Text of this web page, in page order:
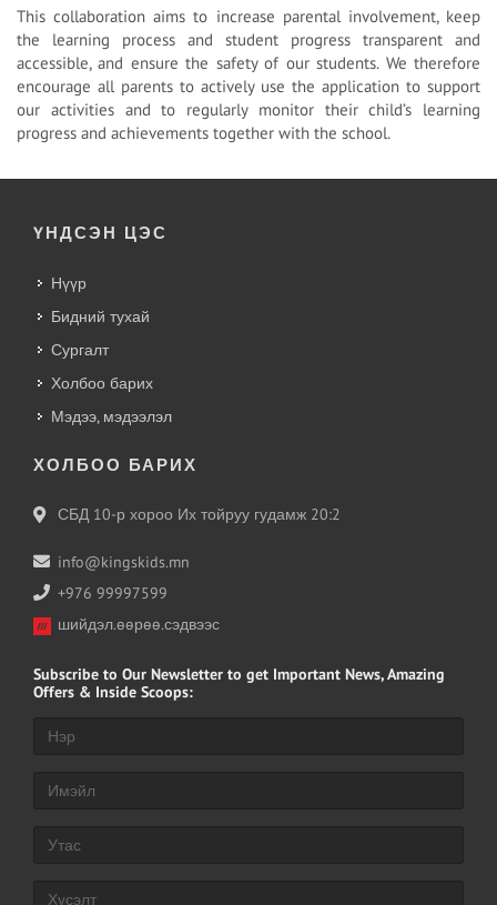
This collaboration aims to increase parental involvement, keep
the learning process and student progress transparent and
accessible, and ensure the safety of our students. We therefore
encourage all parents to actively use the application to support
our activities and to regularly monitor their child’s learning
progress and achievements together with the school.
ҮНДСЭН ЦЭС
Нүүр
Бидний тухай
Сургалт
Холбоо барих
Мэдээ, мэдээлэл
ХОЛБОО БАРИХ
СБД 10-р хороо Их тойруу гудамж 20:2
info@kingskids.mn
+976 99997599
шийдэл.өөрөө.сэдвээс
Subscribe to Our Newsletter to get Important News, Amazing
Offers & Inside Scoops: